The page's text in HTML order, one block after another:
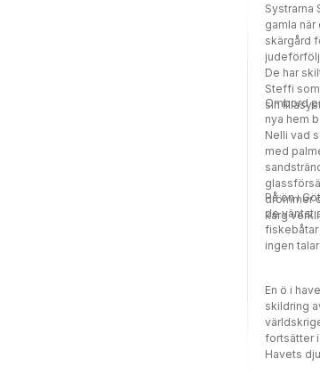
Systrarna
gamla
skärgård
De har
Steffi
sin
Ombord
nya hem
Nelli vad
med
drömmer
karg
På ön i
de väntat
fiskebåtar
ingen
En ö i
skildring
fortsätter
Havets